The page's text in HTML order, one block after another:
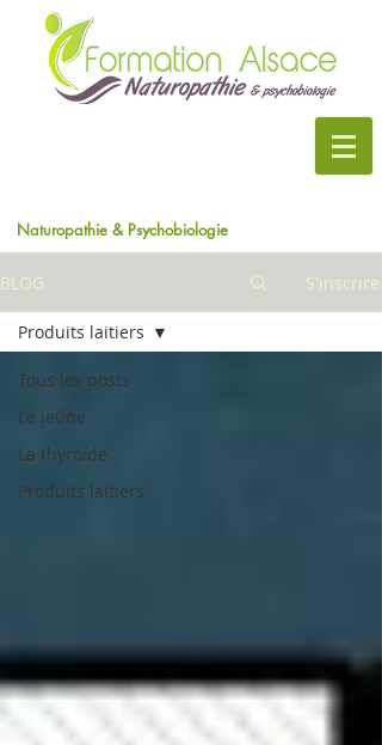
Naturopathie & Psychobiologie
BLOG S'inscrire
Tous les posts
Le jeûne
La thyroïde
Produits laitiers
Produits laitiers